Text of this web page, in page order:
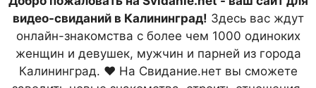
видео-свиданий в Калининград! Здесь вас ждут
онлайн-знакомства с более чем 1000 одиноких
женщин и девушек, мужчин и парней из города
Калининград. ❤ На Свидание.нет вы сможете